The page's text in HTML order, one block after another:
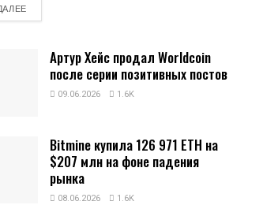
DETAILS
Артур Хейс продал Worldcoin
после серии позитивных постов
09.06.2026 1.6K
Bitmine купила 126 971 ETH на
$207 млн на фоне падения
рынка
08.06.2026 1.6K